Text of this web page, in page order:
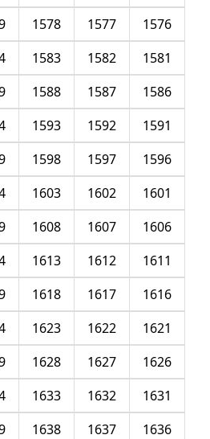
1576
1577
1578
1581
1582
1583
1586
1587
1588
1591
1592
1593
1596
1597
1598
1601
1602
1603
1606
1607
1608
1611
1612
1613
1616
1617
1618
1621
1622
1623
1626
1627
1628
1631
1632
1633
1636
1637
1638